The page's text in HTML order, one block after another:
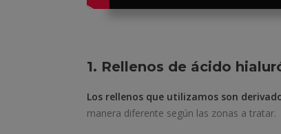
1. Rellenos de ácido
Los rellenos que utilizamos son
manera diferente según las zonas a tratar.